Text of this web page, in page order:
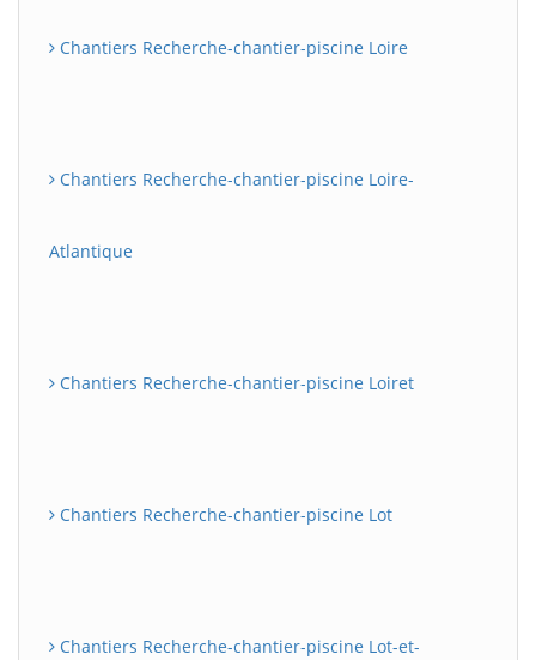
Chantiers Recherche-chantier-piscine Loire
Chantiers Recherche-chantier-piscine Loire-
Atlantique
Chantiers Recherche-chantier-piscine Loiret
Chantiers Recherche-chantier-piscine Lot
Chantiers Recherche-chantier-piscine Lot-et-